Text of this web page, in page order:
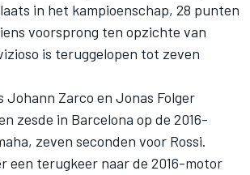
in het kampioenschap, 28 punten
voorsprong ten opzichte van
is teruggelopen tot zeven
Johann Zarco en Jonas Folger
zesde in Barcelona op de 2016-
zeven seconden voor Rossi.
een terugkeer naar de 2016-motor